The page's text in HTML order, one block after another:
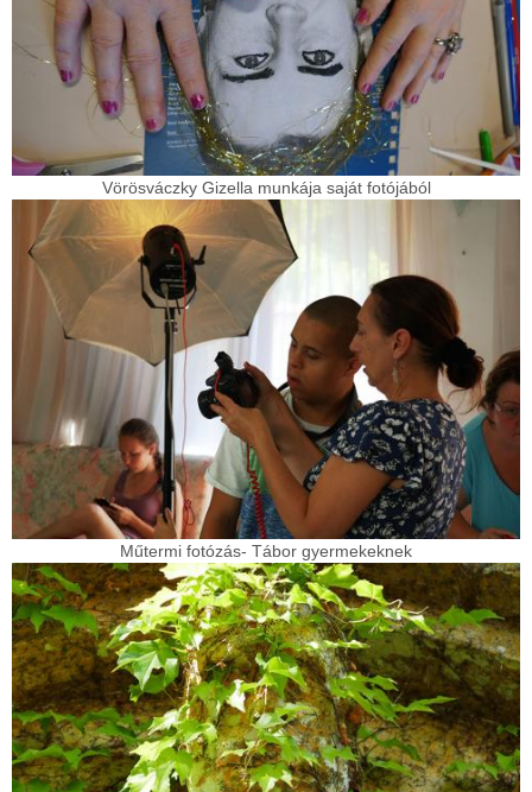
Vörösváczky Gizella munkája saját fotójából
Műtermi fotózás- Tábor gyermekeknek